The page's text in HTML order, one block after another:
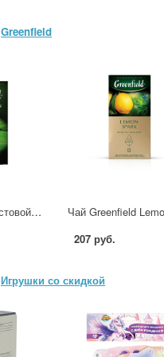
Greenfield
Чай зеленый листовой Greenfield Flying Dragon, 200гр 1841083 0796-12
207 руб.
Игрушки со скидкой